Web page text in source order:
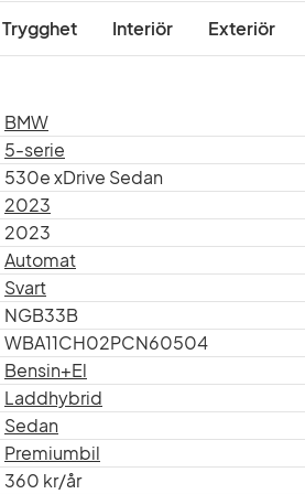
år
inom hela Sverige och vi hjälper
uppfarten.
Bil.
Interiör Exteriör
BMW
5-serie
530e xDrive Sedan
2023
2023
Automat
Svart
NGB33B
WBA11CH02PCN60504
Bensin+El
Laddhybrid
Sedan
Premiumbil
360 kr/år